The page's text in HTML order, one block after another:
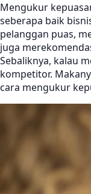
Mengukur
seberapa baik
pelanggan puas,
juga
Sebaliknya, kalau
kompetitor.
cara mengukur